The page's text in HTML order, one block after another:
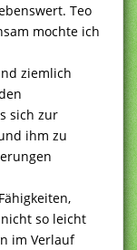
Teo
mochte ich
ziemlich
sich zur
ihm zu
so leicht
im Verlauf